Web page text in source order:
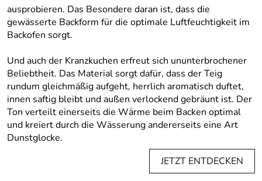
ausprobieren. Das Besondere daran ist, dass die
gewässerte Backform für die optimale Luftfeuchtigkeit im
Backofen sorgt.
Und auch der Kranzkuchen erfreut sich ununterbrochener
Beliebtheit. Das Material sorgt dafür, dass der Teig
rundum gleichmäßig aufgeht, herrlich aromatisch duftet,
innen saftig bleibt und außen verlockend gebräunt ist. Der
Ton verteilt einerseits die Wärme beim Backen optimal
und kreiert durch die Wässerung andererseits eine Art
Dunstglocke.
JETZT ENTDECKEN